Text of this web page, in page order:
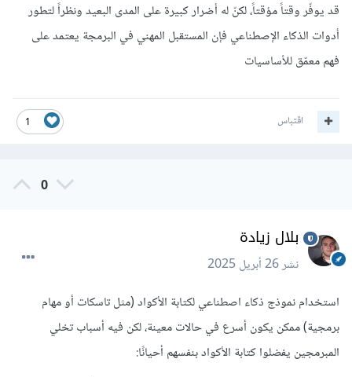
قد يوفّر وقتاً مؤقتاً، لكنّ له أضرار كبيرة على المدى البعيد ونظراً لتطور
أدوات الذكاء الإصطناعي فإن المستقبل المهني في البرمجة يعتمد على
فهم معمّق للأساسيات
1 اقتباس
0
بلال زيادة
نشر26 أبريل 2025
استخدام نموذج ذكاء اصطناعي لكتابة الأكواد (مثل تاسكات أو مهام
برمجية) ممكن يكون أسرع في حالات معينة، لكن فيه أسباب تخلي
المبرمجين يفضلوا كتابة الأكواد بنفسهم أحيانًا: